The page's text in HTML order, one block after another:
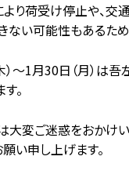
より荷受け停止や、
ない可能性もあるため
〜1月30日（月）は
。
大変ご迷惑をおかけ
い申し上げます。